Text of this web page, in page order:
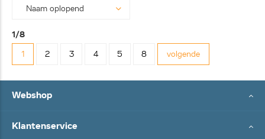
1/8
1
2 3 4 5 8 volgende
Webshop
Klantenservice